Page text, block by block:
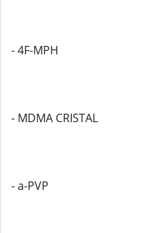
- 4F-MPH
- MDMA CRISTAL
- a-PVP